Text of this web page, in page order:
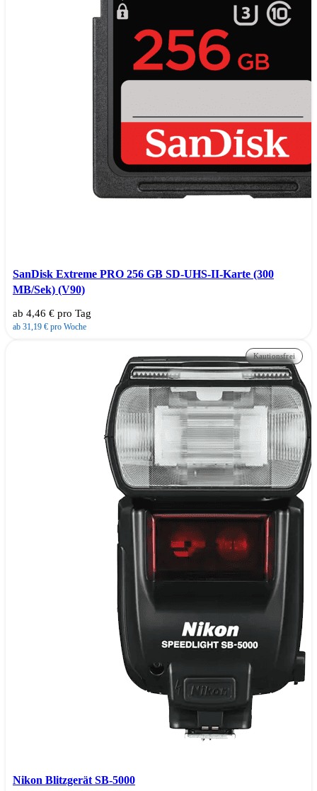
SanDisk Extreme PRO 256 GB SD-UHS-II-Karte (300
MB/Sek) (V90)
ab 4,46 € pro Tag
ab 31,19 € pro Woche
Kautionsfrei
Nikon Blitzgerät SB-5000